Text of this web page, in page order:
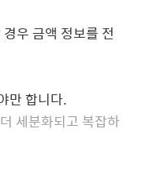
우 금액 정보를 전
만 합니다.
세분화되고 복잡하